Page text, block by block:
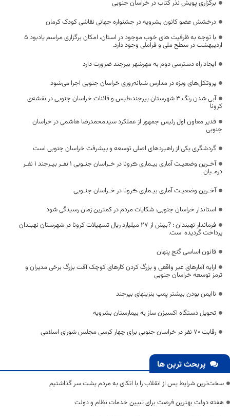
برگزاری پویش نذر کتاب در خراسان جنوبی
درخشش عضو کانون بشرویه در جشنواره جهانی نقاشی کودک کرمان
با توجه به ظرفیت های خوب موجود در استان، امکان برگزاری مراسم یادبود 5
اردیبهشت در سطح ملی و فراملی وجود دارد.
ایجاد راه دسترسی دوم به مهرشهر بیرجند ضرورت دارد
پروتکل‌های ویژه در مدارس شبانه‌روزی خراسان جنوبی اجرا می‌شود
آبی شدن رنگ ۳ شهرستان بیرجند،طبس و قائنات خراسان جنوبی در نقشه‌ی
کرونا
قدیر معاون اول رئیس جمهور از عملکرد سیدمحمدرضا هاشمی در خراسان
جنوبی
گردشگری یکی از راهبردهای اصلی توسعه و پیشرفت خراسان جنوبی است
آخـرین وضعیـت آماری بیـماری ڪرونا در خـراسان جنـوبی ۱ نفـر‌ بیـرجند ۱ نفـر
درمـیان
آخـرین وضعیـت آماری بیـماری ڪرونا در خـراسان جنـوبی
استاندار خراسان جنوبی: شکایات مردم در کمترین زمان رسیدگی شود
فرماندار نهبندان : ?بیش از ٢٧ میلیارد ریال تسهیلات کرونا در شهرستان نهبندان
پرداخت گردیده است.
قانون اساسی گنج پنهان
ارایه آمارهای غیر واقعی و بزرگ کردن کارهای کوچک آفت بزرگ برخی مدیران و
ترمز توسعه خراسان جنوبی
ناایمن بودن بيشتر پمپ بنزینهای بیرجند
تحویل دستگاه اکسیژن ساز به بیمارستان بشرویه
رقابت ۷۰ نفر در خراسان جنوبی برای چهار کرسی مجلس شورای اسلامی
پربحث ترین ها
سخت‌ترین شرایط پس از انقلاب را با اتکای به مردم پشت سر گذاشتیم
هفته دولت بهترین فرصت برای تبیین خدمات نظام و دولت